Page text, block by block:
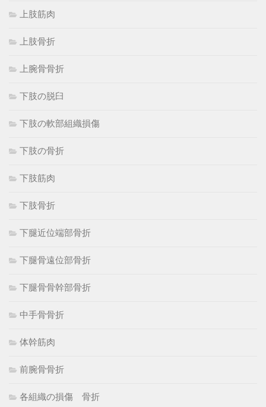
上肢筋肉
上肢骨折
上腕骨骨折
下肢の脱臼
下肢の軟部組織損傷
下肢の骨折
下肢筋肉
下肢骨折
下腿近位端部骨折
下腿骨遠位部骨折
下腿骨骨幹部骨折
中手骨骨折
体幹筋肉
前腕骨骨折
各組織の損傷 骨折